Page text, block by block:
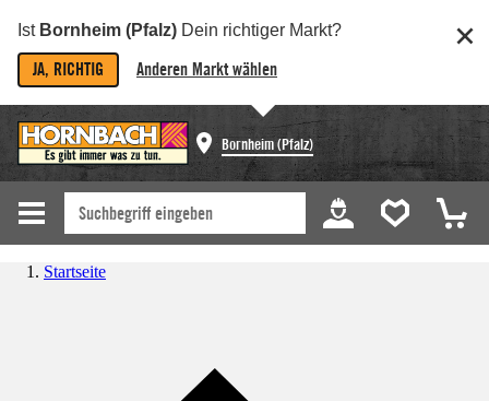
Ist Bornheim (Pfalz) Dein richtiger Markt?
JA, RICHTIG Anderen Markt wählen
Bornheim (Pfalz)
Startseite